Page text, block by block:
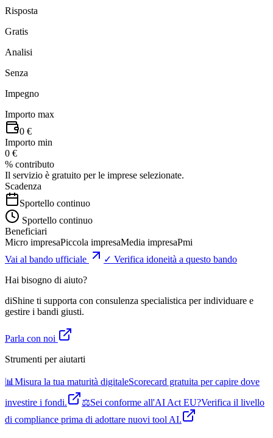
Risposta
Gratis
Analisi
Senza
Impegno
Importo max
0 €
Importo min
0 €
% contributo
Il servizio è gratuito per le imprese selezionate.
Scadenza
Sportello continuo
Sportello continuo
Beneficiari
Micro impresaPiccola impresaMedia impresaPmi
Vai al bando ufficiale
✓ Verifica idoneità a questo bando
Hai bisogno di aiuto?
diShine ti supporta con consulenza specialistica per individuare e
gestire i bandi giusti.
Parla con noi
Strumenti per aiutarti
📊 Misura la tua maturità digitaleScorecard gratuita per capire dove
investire i fondi.
⚖️Sei conforme all'AI Act EU?Verifica il livello
di compliance prima di adottare nuovi tool AI.